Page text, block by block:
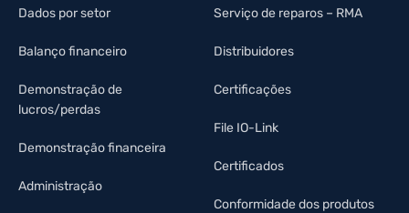
Dados por setor
Balanço financeiro
Demonstração de
lucros/perdas
Demonstração financeira
Administração
Serviço de reparos – RMA
Distribuidores
Certificações
File IO-Link
Certificados
Conformidade dos produtos